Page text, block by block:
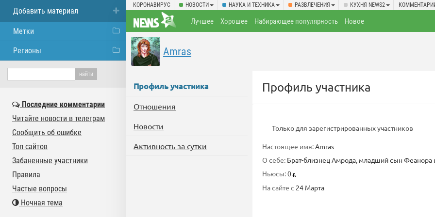
КОРОНАВИРУС НОВОСТИ НАУКА И ТЕХНИКА РАЗВЛЕЧЕНИЯ КУХНЯ NEWS2
Лучшее Хорошее Набирающее популярность Новое
Amras
Профиль участника
Отношения
Новости
Активность за сутки
Профиль участника
Только для зарегистрированных участников
Настоящее имя:Amras
О себе: Брат-близнец Амрода, младший сын Феанора
Ньюсы:0
На сайте с 24 Марта
Добавить материал
Метки
Регионы
Последние комментарии
Читайте новости в телеграм
Сообщить об ошибке
Топ сайтов
Забаненные участники
Правила
Частые вопросы
Ночная тема